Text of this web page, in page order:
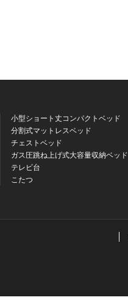
小型ショート丈コンパクトベッド
分割式マットレスベッド
チェストベッド
ガス圧跳ね上げ式大容量収納ベッド
テレビ台
こたつ